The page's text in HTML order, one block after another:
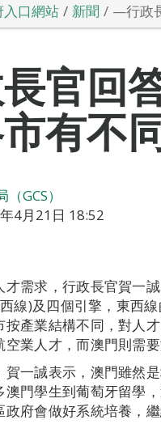
口網站 新聞 —行政
官回
有不
GCS）
4月21日 18:52
才需求，行政長官賀一
線)及四個引擎，東西
按產業結構不同，對人
業人才，而澳門則需要
賀一誠表示，澳門雖然
門學生到葡萄牙留學
府會做好系統培養，